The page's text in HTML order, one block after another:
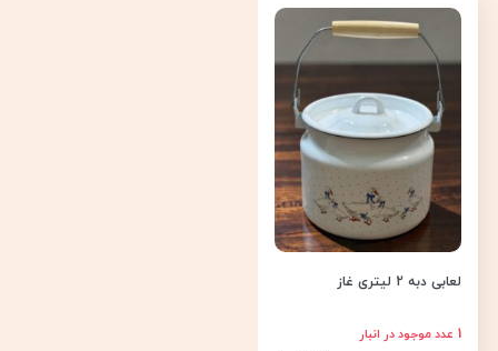
1 عدد موجود در انبار
لعابی دبه 2 لیتری غاز